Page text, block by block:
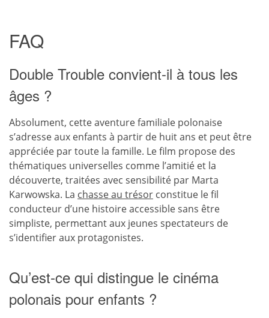
FAQ
Double Trouble convient-il à tous les
âges ?
Absolument, cette aventure familiale polonaise
s’adresse aux enfants à partir de huit ans et peut être
appréciée par toute la famille. Le film propose des
thématiques universelles comme l’amitié et la
découverte, traitées avec sensibilité par Marta
Karwowska. La chasse au trésor constitue le fil
conducteur d’une histoire accessible sans être
simpliste, permettant aux jeunes spectateurs de
s’identifier aux protagonistes.
Qu’est-ce qui distingue le cinéma
polonais pour enfants ?